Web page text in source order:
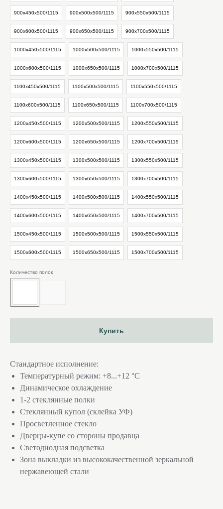
900х450х500/1115 900х500х500/1115 900х550х500/1115
900х600х500/1115 900х650х500/1115 900х700х500/1115
1000х450х500/1115 1000х500х500/1115 1000х550х500/1115
1000х600х500/1115 1000х650х500/1115 1000х700х500/1115
1100х450х500/1115 1100х500х500/1115 1100х550х500/1115
1100х600х500/1115 1100х650х500/1115 1100х700х500/1115
1200х450х500/1115 1200х500х500/1115 1200х550х500/1115
1200х600х500/1115 1200х650х500/1115 1200х700х500/1115
1300х450х500/1115 1300х500х500/1115 1300х550х500/1115
1300х600х500/1115 1300х650х500/1115 1300х700х500/1115
1400х450х500/1115 1400х500х500/1115 1400х550х500/1115
1400х600х500/1115 1400х650х500/1115 1400х700х500/1115
1500х450х500/1115 1500х500х500/1115 1500х550х500/1115
1500х600х500/1115 1500х650х500/1115 1500х700х500/1115
Количество полок
Купить
Стандартное исполнение:
Температурный режим: +8...+12 °С
Динамическое охлаждение
1-2 стеклянные полки
Стеклянный купол (склейка УФ)
Просветленное стекло
Дверцы-купе со стороны продавца
Светодиодная подсветка
Зона выкладки из высококачественной зеркальной
нержавеющей стали